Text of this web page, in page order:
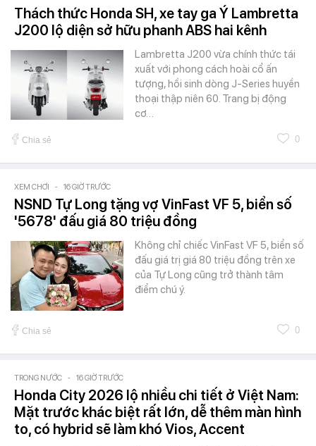
Thách thức Honda SH, xe tay ga Ý Lambretta
J200 lộ diện sở hữu phanh ABS hai kênh
Lambretta J200 vừa chính thức tái
xuất với phong cách hoài cổ ấn
tượng, hồi sinh dòng J-Series huyền
thoại thập niên 60. Trang bị động
cơ…
Chia sẻ 0
XEM CHƠI - 16 GIỜ TRƯỚC
NSND Tự Long tặng vợ VinFast VF 5, biển số
'5678' đấu giá 80 triệu đồng
Không chỉ chiếc VinFast VF 5, biển số
đấu giá trị giá 80 triệu đồng trên xe
của Tự Long cũng trở thành tâm
điểm chú ý.
Chia sẻ 0
TRONG NƯỚC - 16 GIỜ TRƯỚC
Honda City 2026 lộ nhiều chi tiết ở Việt Nam:
Mặt trước khác biệt rất lớn, dễ thêm màn hình
to, có hybrid sẽ làm khó Vios, Accent